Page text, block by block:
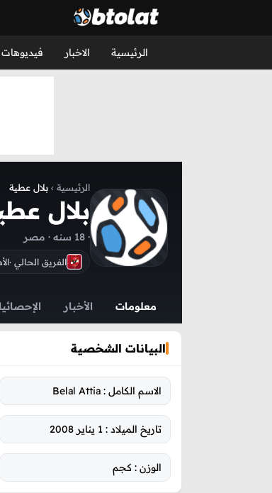
الرئيسية الاخبار فيديوهات
الرئيسية › بلال عطية
بلال
· 18 سنه · مصر
الفريق الحالي ·
معلومات الأخبار
البيانات الشخصية
الاسم الكامل : Belal Attia
تاريخ الميلاد : 1 يناير 2008
الوزن : كجم